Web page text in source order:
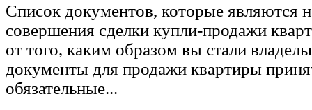
Список документов, которые являются
совершения сделки купли-продажи
от того, каким образом вы стали
документы для продажи квартиры
обязательные...